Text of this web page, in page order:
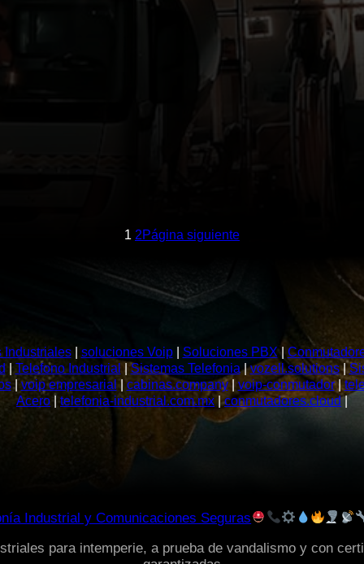
1 2Página siguiente
Industriales| soluciones Voip| Soluciones PBX|
Telefono Industrial |Sistemas Telefonia|vozell.solutions|
| voip empresarial cabinas.company| voip-conmutador|
Acero|telefonia-industrial.com.mx |conmutadores.cloud|
Industrial y Comunicaciones Seguras
para intemperie, a prueba de vandalismo y con